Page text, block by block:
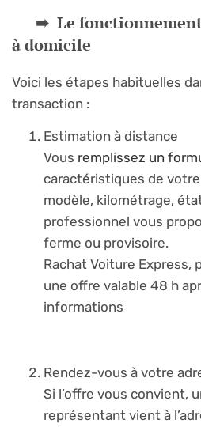
Le
à domicile
Voici les étapes habituelles
transaction :
Estimation à distance
Vous remplissez un
caractéristiques de
modèle, kilométrage,
professionnel vous
ferme ou provisoire.
Rachat Voiture Express,
une offre valable 48 h
informations
Rendez-vous à votre
Si l’offre vous convient,
représentant vient à